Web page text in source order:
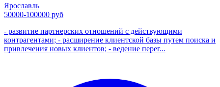
Ярославль
50000-100000 руб
- развитие партнерских отношений с действующими
контрагентами; - расширение клиентской базы путем поиска и
привлечения новых клиентов; - ведение перег...